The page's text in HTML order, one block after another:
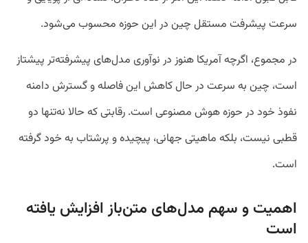
سرعت پیشرفت مستقل چین در این حوزه محسوب می‌شود.
در مجموع، اگرچه آمریکا هنوز در نوآوری مدل‌های پیشرفته‌تر پیشتاز
است، چین به سرعت در حال کاهش این فاصله و گسترش دامنه
نفوذ خود در حوزه هوش مصنوعی است. رقابتی که حالا نه‌تنها دو
قطبی نیست، بلکه ماهیتی جهانی، پیچیده و پرشتاب به خود گرفته
است.
اهمیت و سهم مدل‌های متن‌باز افزایش یافته
است